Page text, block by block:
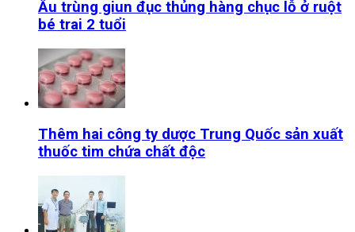
Ấu trùng giun đục thủng hàng chục lỗ ở ruột
bé trai 2 tuổi
Thêm hai công ty dược Trung Quốc sản xuất
thuốc tim chứa chất độc